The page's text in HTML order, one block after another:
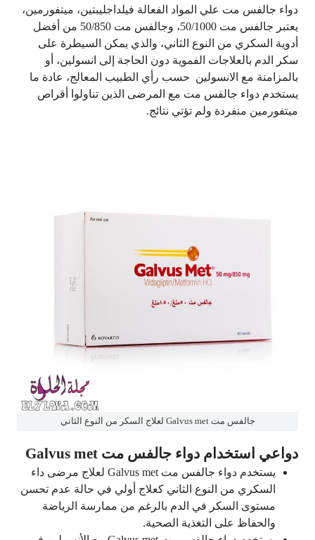
دواء جالفس مت علي المواد الفعالة فيلداجليبتين، ميتفورمين،
يعتبر جالفس مت 50/1000، وجالفس مت 50/850 من أفضل
أدوية السكري من النوع الثاني، والذي يمكن السيطرة على
سكر الدم بالعلاجات الفموية دون الحاجة إلى انسولين، أو
بالمزامنة مع الانسولين حسب رأي الطبيب المعالج، عادة ما
يستخدم دواء جالفس مت مع المرضى الذين تناولوا أقراص
ميتفورمين منفردة ولم تؤتي نتائج.
جالفس مت Galvus met لعلاج السكر من النوع الثاني
دواعي استخدام دواء جالفس مت Galvus met
يستخدم دواء جالفس مت Galvus met لعلاج مرضى داء
السكري من النوع الثاني كعلاج أولي في حالة عدم تحسن
مستوى السكر في الدم بالرغم من ممارسة الرياضة
والحفاظ على التغذية الصحية.